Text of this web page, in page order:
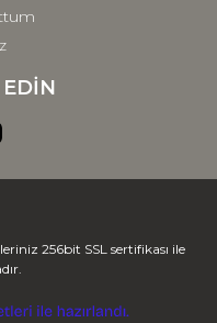
256bit SSL sertifikası ile
e-